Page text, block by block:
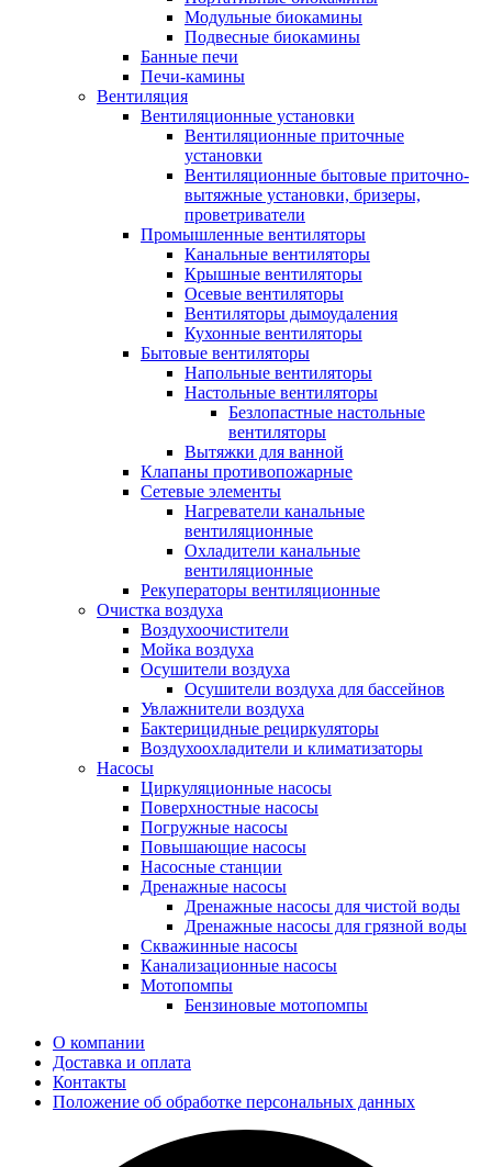
Модульные биокамины
Подвесные биокамины
Банные печи
Печи-камины
Вентиляция
Вентиляционные установки
Вентиляционные приточные
установки
Вентиляционные бытовые приточно-
вытяжные установки, бризеры,
проветриватели
Промышленные вентиляторы
Канальные вентиляторы
Крышные вентиляторы
Осевые вентиляторы
Вентиляторы дымоудаления
Кухонные вентиляторы
Бытовые вентиляторы
Напольные вентиляторы
Настольные вентиляторы
Безлопастные настольные
вентиляторы
Вытяжки для ванной
Клапаны противопожарные
Сетевые элементы
Нагреватели канальные
вентиляционные
Охладители канальные
вентиляционные
Рекуператоры вентиляционные
Очистка воздуха
Воздухоочистители
Мойка воздуха
Осушители воздуха
Осушители воздуха для бассейнов
Увлажнители воздуха
Бактерицидные рециркуляторы
Воздухоохладители и климатизаторы
Насосы
Циркуляционные насосы
Поверхностные насосы
Погружные насосы
Повышающие насосы
Насосные станции
Дренажные насосы
Дренажные насосы для чистой воды
Дренажные насосы для грязной воды
Скважинные насосы
Канализационные насосы
Мотопомпы
Бензиновые мотопомпы
О компании
Доставка и оплата
Контакты
Положение об обработке персональных данных